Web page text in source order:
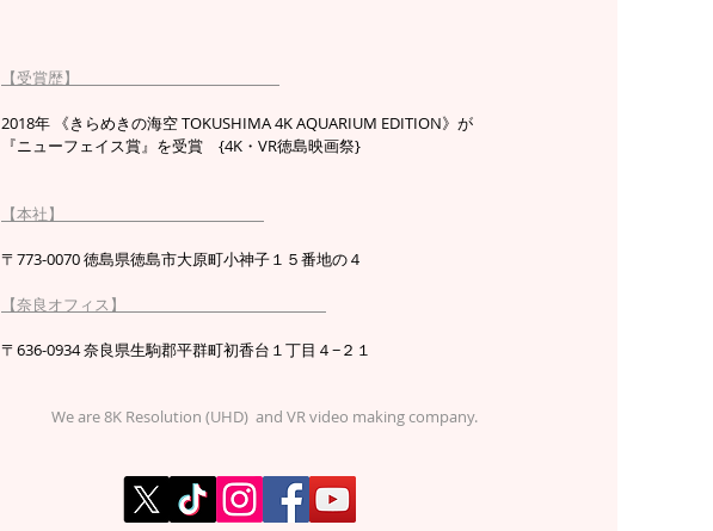
【受賞歴】
2018年 《きらめきの海空 TOKUSHIMA 4K AQUARIUM EDITION》が
『ニューフェイス賞』を受賞 {4K・VR徳島映画祭}
【本社】
〒773-0070 徳島県徳島市大原町小神子１５番地の４
【奈良オフィス】
〒636-0934 奈良県生駒郡平群町初香台１丁目４−２１
We are 8K Resolution (UHD) and VR video making company.